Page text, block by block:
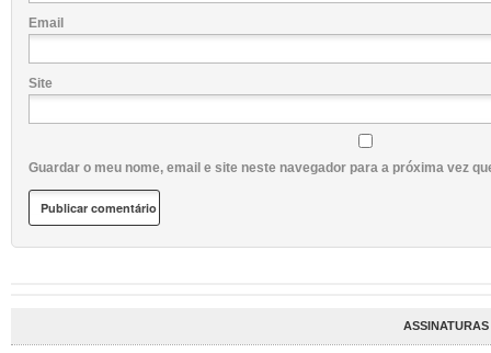
Email
Site
Guardar o meu nome, email e site neste navegador para a próxima vez
ASSINATURAS